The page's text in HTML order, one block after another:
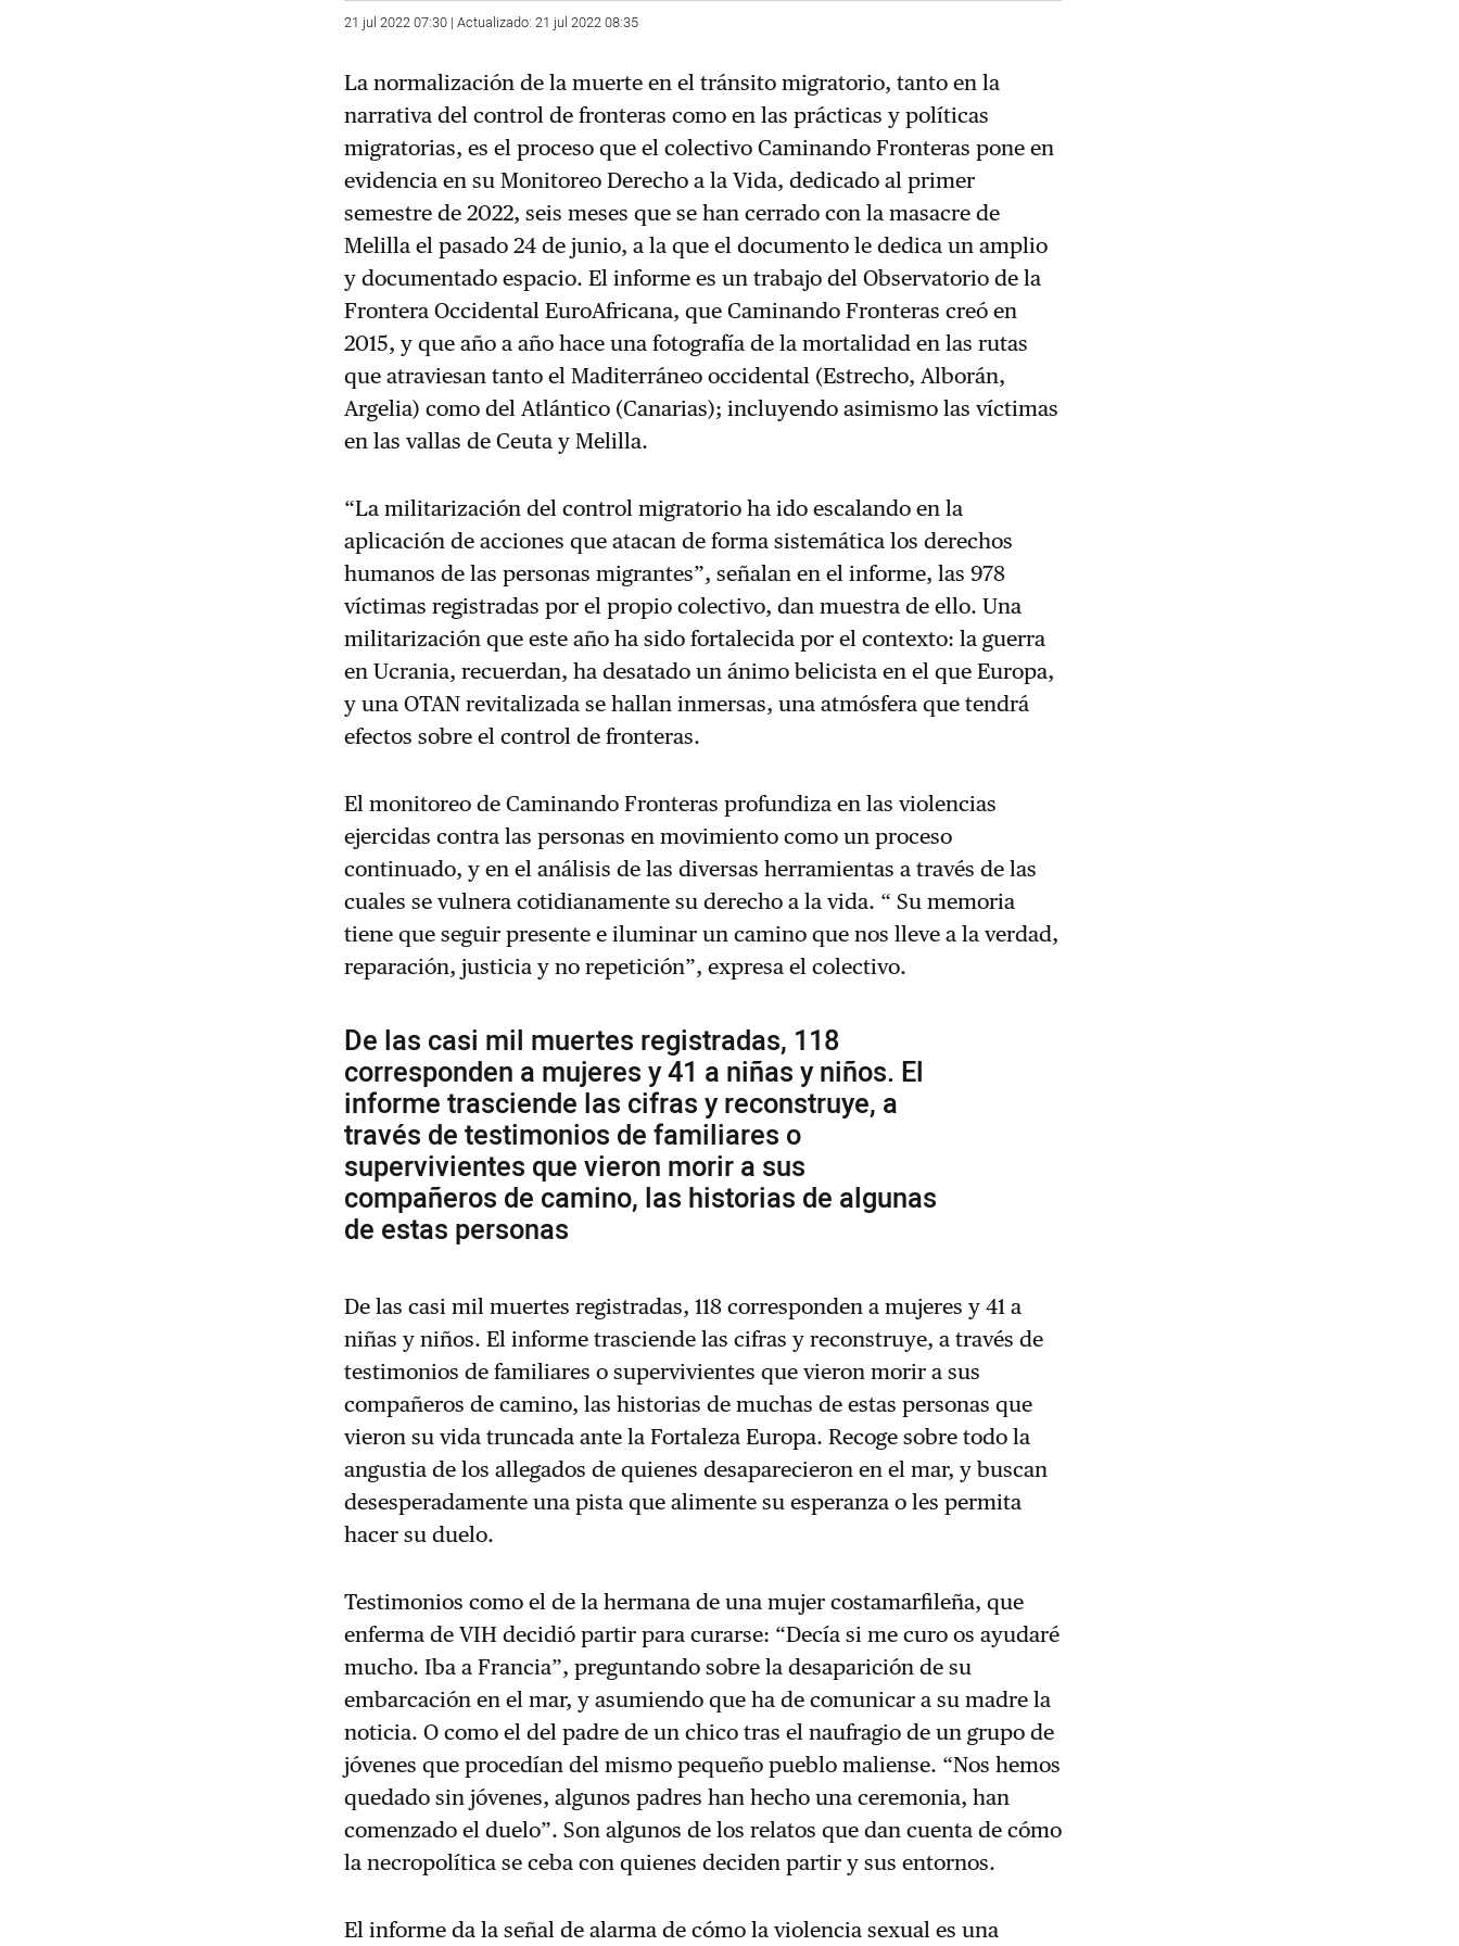
21 jul 2022 07:30 | Actualizado: 21 jul 2022 08:35
La normalización de la muerte en el tránsito migratorio, tanto en la
narrativa del control de fronteras como en las prácticas y políticas
migratorias, es el proceso que el colectivo Caminando Fronteras pone en
evidencia en su Monitoreo Derecho a la Vida, dedicado al primer
semestre de 2022, seis meses que se han cerrado con la masacre de
Melilla el pasado 24 de junio, a la que el documento le dedica un amplio
y documentado espacio. El informe es un trabajo del Observatorio de la
Frontera Occidental EuroAfricana, que Caminando Fronteras creó en
2015, y que año a año hace una fotografía de la mortalidad en las rutas
que atraviesan tanto el Maditerráneo occidental (Estrecho, Alborán,
Argelia) como del Atlántico (Canarias); incluyendo asimismo las víctimas
en las vallas de Ceuta y Melilla.
“La militarización del control migratorio ha ido escalando en la
aplicación de acciones que atacan de forma sistemática los derechos
humanos de las personas migrantes”, señalan en el informe, las 978
víctimas registradas por el propio colectivo, dan muestra de ello. Una
militarización que este año ha sido fortalecida por el contexto: la guerra
en Ucrania, recuerdan, ha desatado un ánimo belicista en el que Europa,
y una OTAN revitalizada se hallan inmersas, una atmósfera que tendrá
efectos sobre el control de fronteras.
El monitoreo de Caminando Fronteras profundiza en las violencias
ejercidas contra las personas en movimiento como un proceso
continuado, y en el análisis de las diversas herramientas a través de las
cuales se vulnera cotidianamente su derecho a la vida. “ Su memoria
tiene que seguir presente e iluminar un camino que nos lleve a la verdad,
reparación, justicia y no repetición”, expresa el colectivo.
De las casi mil muertes registradas, 118
corresponden a mujeres y 41 a niñas y niños. El
informe trasciende las cifras y reconstruye, a
través de testimonios de familiares o
supervivientes que vieron morir a sus
compañeros de camino, las historias de algunas
de estas personas
De las casi mil muertes registradas, 118 corresponden a mujeres y 41 a
niñas y niños. El informe trasciende las cifras y reconstruye, a través de
testimonios de familiares o supervivientes que vieron morir a sus
compañeros de camino, las historias de muchas de estas personas que
vieron su vida truncada ante la Fortaleza Europa. Recoge sobre todo la
angustia de los allegados de quienes desaparecieron en el mar, y buscan
desesperadamente una pista que alimente su esperanza o les permita
hacer su duelo.
Testimonios como el de la hermana de una mujer costamarfileña, que
enferma de VIH decidió partir para curarse: “Decía si me curo os ayudaré
mucho. Iba a Francia”, preguntando sobre la desaparición de su
embarcación en el mar, y asumiendo que ha de comunicar a su madre la
noticia. O como el del padre de un chico tras el naufragio de un grupo de
jóvenes que procedían del mismo pequeño pueblo maliense. “Nos hemos
quedado sin jóvenes, algunos padres han hecho una ceremonia, han
comenzado el duelo”. Son algunos de los relatos que dan cuenta de cómo
la necropolítica se ceba con quienes deciden partir y sus entornos.
El informe da la señal de alarma de cómo la violencia sexual es una